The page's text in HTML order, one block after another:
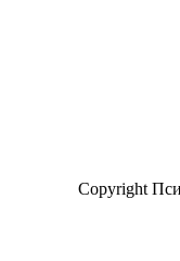
Copyright